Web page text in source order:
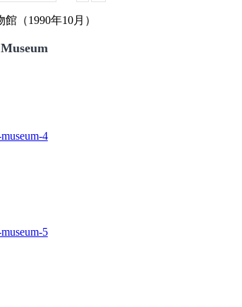
（1990年10月）